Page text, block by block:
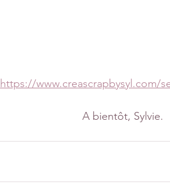
https://www.creascrapbysyl.com/
A bientôt, Sylvie.